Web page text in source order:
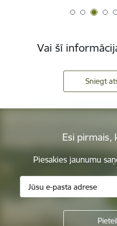
Vai šī
Sniegt
Esi pirmais,
Piesakies jaunumu